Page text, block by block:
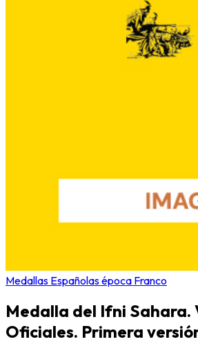
Medallas Españolas época Franco
Medalla del Ifni Sahara.
Oficiales. Primera